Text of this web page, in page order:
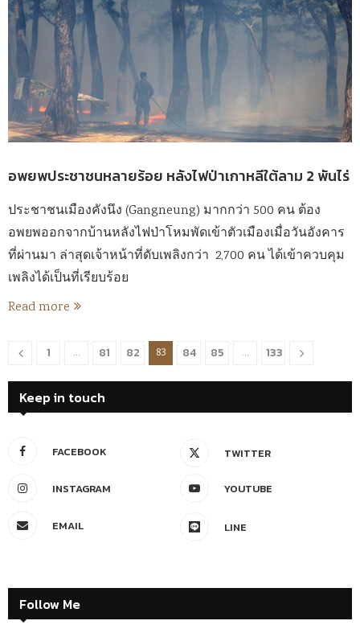
อพยพประชาชนหลายร้อย หลังไฟป่าเกาหลีใต้ลาม 2 พันไร่
ประชาชนเมืองคังนึง (Gangneung) มากกว่า 500 คน ต้อง
อพยพออกจากบ้านหลังไฟป่าโหมพัดเข้าตัวเมืองเมื่อวันอังคาร
ที่ผ่านมา ล่าสุดเจ้าหน้าที่ดับเพลิงกว่า 2,700 คน ได้เข้าควบคุม
เพลิงได้เป็นที่เรียบร้อย
Read more
1 … 81 82 83 84 85 … 133
Keep in touch
FACEBOOK TWITTER
INSTAGRAM YOUTUBE
EMAIL LINE
Follow Me